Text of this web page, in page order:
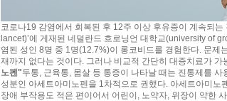
코로나19 감염에서 회복된 후 12주 이상 후유증이 계속되는
lancet)’에 게재된 네덜란드 흐로닝언 대학교(university of
염된 성인 8명 중 1명(12.7%)이 롱코비드를 경험한다. 문제
재까지 없다는 것이다. 그러나 비교적 간단히 대증치료가 가
노펜"두통, 근육통, 몸살 등 통증이 나타날 때는 진통제를
성분인 아세트아미노펜을 1차적으로 권했다. 아세트아미
장애 부작용도 적은 편이어서 어린이, 노약자, 위장이 약한